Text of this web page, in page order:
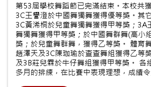
第53屆學校舞蹈節已完滿結束。本校共
3C王譽澄於中國舞獨舞獲得優等獎。其
3C黃浠桐於兒童舞獨舞獲得甲等獎；3A
舞獨舞獲得甲等獎；於中國舞群舞(高小
獎；於兒童舞群舞，獲得乙等獎。 體育
趙澤天及3C陳珈瑜於查查舞組獲得乙等
及3B莊兒霖於牛仔舞組獲得甲等獎。 各
多月的排練，在比賽中表現理想，成績令